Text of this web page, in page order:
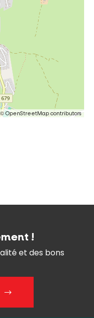
©OpenStreetMap contributors
!
et des bons